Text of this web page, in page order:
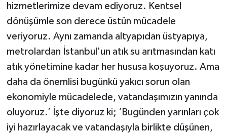
hizmetlerimize devam ediyoruz. Kentsel
dönüşümle son derece üstün mücadele
veriyoruz. Aynı zamanda altyapıdan üstyapıya,
metrolardan İstanbul'un atık su arıtmasından katı
atık yönetimine kadar her hususa koşuyoruz. Ama
daha da önemlisi bugünkü yakıcı sorun olan
ekonomiyle mücadelede, vatandaşımızın yanında
oluyoruz.’ İşte diyoruz ki; ‘Bugünden yarınları çok
iyi hazırlayacak ve vatandaşıyla birlikte düşünen,